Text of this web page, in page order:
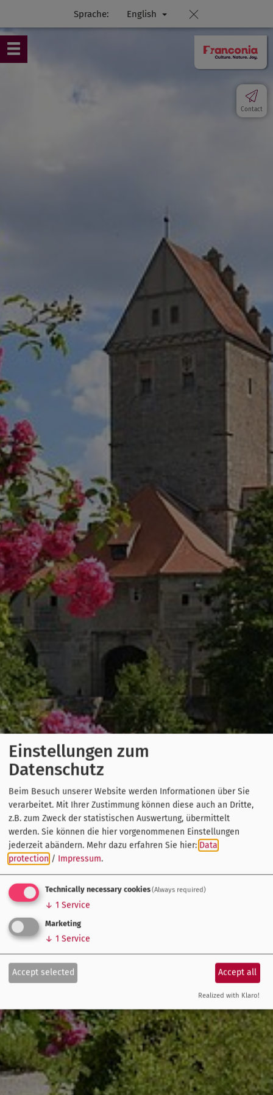
Sprache: English
Contact
Einstellungen zum
Datenschutz
Beim Besuch unserer Website werden Informationen über Sie
verarbeitet. Mit Ihrer Zustimmung können diese auch an Dritte,
z.B. zum Zweck der statistischen Auswertung, übermittelt
werden. Sie können die hier vorgenommenen Einstellungen
jederzeit abändern. Mehr dazu erfahren Sie hier: Data
protection / Impressum.
Technically necessary cookies(Always required)
↓ 1 Service
Marketing
↓ 1 Service
Accept selected Accept all
Realized with Klaro!